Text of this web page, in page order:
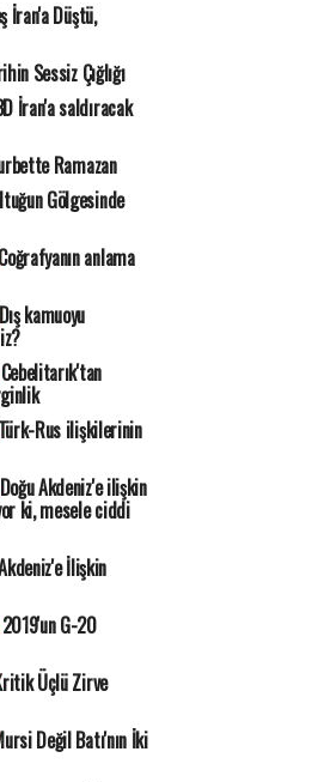
İran'a Düştü,
Sessiz Çığlığı
İran'a saldıracak
Ramazan
Gölgesinde
anlama
kamuoyu
Rus ilişkilerinin
Akdeniz'e ilişkin
ki, mesele ciddi
İlişkin
G-20
Üçlü Zirve
Değil Batı'nın İki